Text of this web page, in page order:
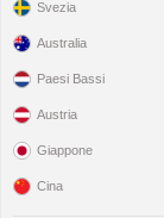
Svezia
Australia
Paesi Bassi
Austria
Giappone
Cina